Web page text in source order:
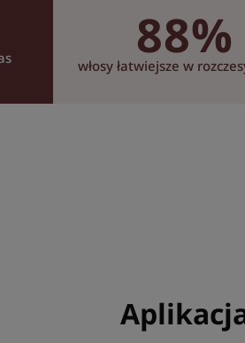
88%
włosy łatwiejsze w